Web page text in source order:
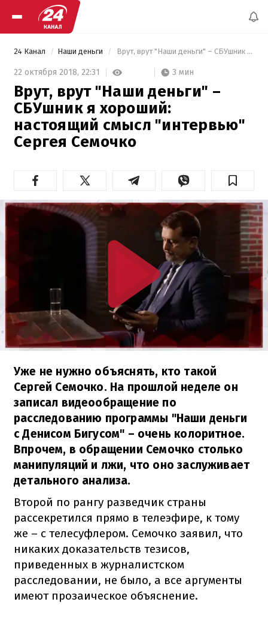
24 Канал Наши деньги Врут, врут "Наши деньги" – СБУшник я хороший: настоящий смысл "интервью" Сергея Семочко
22 октября 2018, 22:31 3 мин
Врут, врут "Наши деньги" –
СБУшник я хороший:
настоящий смысл "интервью"
Сергея Семочко
Уже не нужно объяснять, кто такой
Сергей Семочко. На прошлой неделе он
записал видеообращение по
расследованию программы "Наши деньги
с Денисом Бигусом" – очень колоритное.
Впрочем, в обращении Семочко столько
манипуляций и лжи, что оно заслуживает
детального анализа.
Второй по рангу разведчик страны
рассекретился прямо в телеэфире, к тому
же – с телесуфлером. Семочко заявил, что
никаких доказательств тезисов,
приведенных в журналистском
расследовании, не было, а все аргументы
имеют прозаическое объяснение.